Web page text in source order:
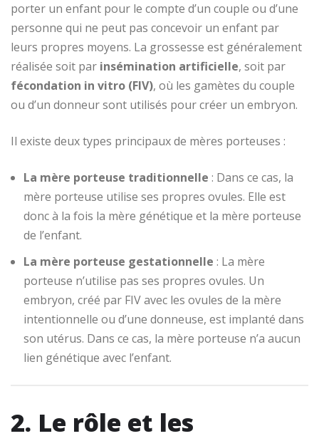
porter un enfant pour le compte d’un couple ou d’une
personne qui ne peut pas concevoir un enfant par
leurs propres moyens. La grossesse est généralement
réalisée soit par insémination artificielle, soit par
fécondation in vitro (FIV), où les gamètes du couple
ou d’un donneur sont utilisés pour créer un embryon.
Il existe deux types principaux de mères porteuses :
La mère porteuse traditionnelle : Dans ce cas, la
mère porteuse utilise ses propres ovules. Elle est
donc à la fois la mère génétique et la mère porteuse
de l’enfant.
La mère porteuse gestationnelle : La mère
porteuse n’utilise pas ses propres ovules. Un
embryon, créé par FIV avec les ovules de la mère
intentionnelle ou d’une donneuse, est implanté dans
son utérus. Dans ce cas, la mère porteuse n’a aucun
lien génétique avec l’enfant.
2. Le rôle et les